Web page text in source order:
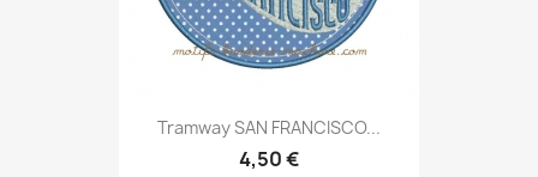
Tramway SAN FRANCISCO...
4,50 €